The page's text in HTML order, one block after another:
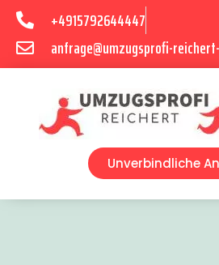
+4915792644447
anfrage@umzugsprofi-
Unverbindliche